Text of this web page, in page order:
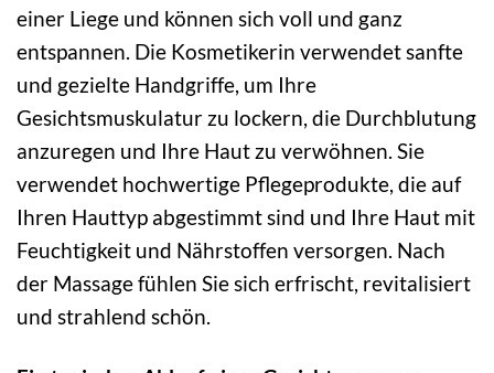
einer Liege und können sich voll und ganz
entspannen. Die Kosmetikerin verwendet sanfte
und gezielte Handgriffe, um Ihre
Gesichtsmuskulatur zu lockern, die Durchblutung
anzuregen und Ihre Haut zu verwöhnen. Sie
verwendet hochwertige Pflegeprodukte, die auf
Ihren Hauttyp abgestimmt sind und Ihre Haut mit
Feuchtigkeit und Nährstoffen versorgen. Nach
der Massage fühlen Sie sich erfrischt, revitalisiert
und strahlend schön.